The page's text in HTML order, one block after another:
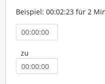
Beispiel: 00:02:23 für 2
zu